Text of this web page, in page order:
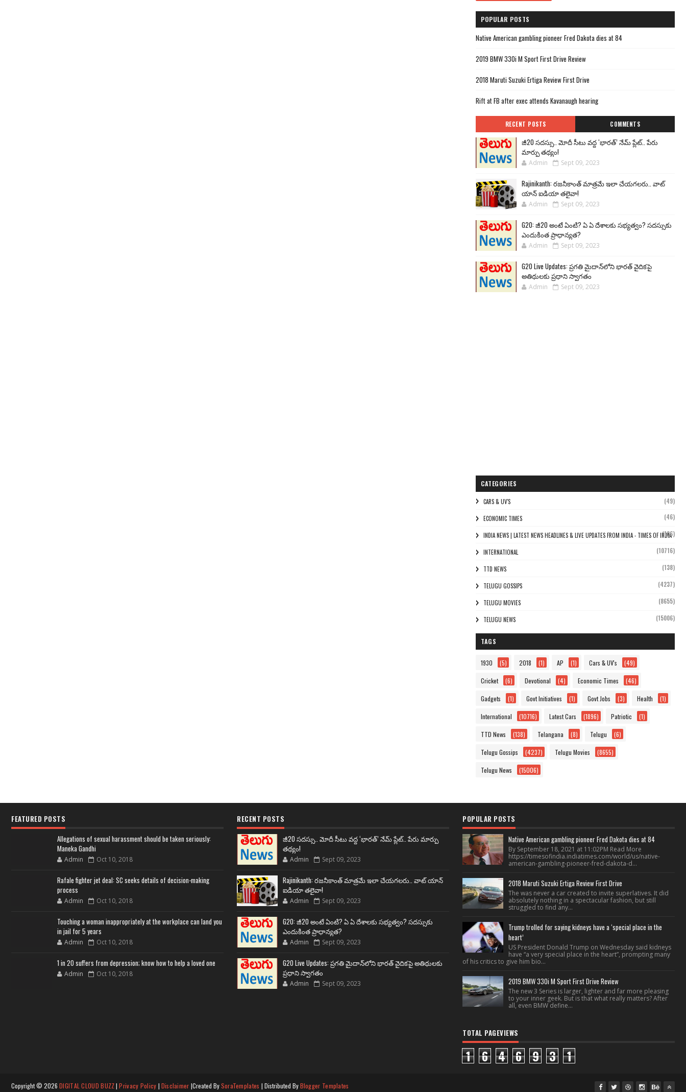
POPULAR POSTS
Native American gambling pioneer Fred Dakota dies at 84
2019 BMW 330i M Sport First Drive Review
2018 Maruti Suzuki Ertiga Review First Drive
Rift at FB after exec attends Kavanaugh hearing
RECENT POSTS COMMENTS
జీ20 సదస్సు.. మోదీ సీటు వద్ద ‘భారత్’ నేమ్ ప్లేట్‌.. పేరు
మార్పు తథ్యం!
Admin Sept 09, 2023
Rajinikanth: రజనీకాంత్ మాత్రమే ఇలా చేయగలరు.. వాట్
యాన్ ఐడియా తలైవా!
Admin Sept 09, 2023
G20: జీ20 అంటే ఏంటి? ఏ ఏ దేశాలకు సభ్యత్వం? సదస్సుకు
ఎందుకింత ప్రాధాన్యత?
Admin Sept 09, 2023
G20 Live Updates: ప్రగతి మైదాన్‌లోని భారత్ వైదికపై
అతిథులకు ప్రధాని స్వాగతం
Admin Sept 09, 2023
CATEGORIES
CARS & UV'S (49)
ECONOMIC TIMES (46)
INDIA NEWS | LATEST NEWS HEADLINES & LIVE UPDATES FROM INDIA - TIMES OF INDIA
(106)
INTERNATIONAL (10716)
TTD NEWS (138)
TELUGU GOSSIPS (4237)
TELUGU MOVIES (8655)
TELUGU NEWS (15006)
TAGS
1930 (5) 2018 (1) AP (1) Cars & UV's (49)
Cricket (6) Devotional (4) Economic Times (46)
Gadgets (1) Govt Initiatives (1) Govt Jobs (3) Health (1)
International (10716) Latest Cars (1896) Patriotic (1)
TTD News (138) Telangana (8) Telugu (6)
Telugu Gossips (4237) Telugu Movies (8655)
Telugu News (15006)
FEATURED POSTS
Allegations of sexual harassment should be taken seriously:
Maneka Gandhi
Admin Oct 10, 2018
Rafale fighter jet deal: SC seeks details of decision-making
process
Admin Oct 10, 2018
Touching a woman inappropriately at the workplace can land you
in jail for 5 years
Admin Oct 10, 2018
1 in 20 suffers from depression; know how to help a loved one
Admin Oct 10, 2018
RECENT POSTS
జీ20 సదస్సు.. మోదీ సీటు వద్ద ‘భారత్’ నేమ్ ప్లేట్‌.. పేరు మార్పు
తథ్యం!
Admin Sept 09, 2023
Rajinikanth: రజనీకాంత్ మాత్రమే ఇలా చేయగలరు.. వాట్ యాన్
ఐడియా తలైవా!
Admin Sept 09, 2023
G20: జీ20 అంటే ఏంటి? ఏ ఏ దేశాలకు సభ్యత్వం? సదస్సుకు
ఎందుకింత ప్రాధాన్యత?
Admin Sept 09, 2023
G20 Live Updates: ప్రగతి మైదాన్‌లోని భారత్ వైదికపై అతిథులకు
ప్రధాని స్వాగతం
Admin Sept 09, 2023
POPULAR POSTS
Native American gambling pioneer Fred Dakota dies at 84
By September 18, 2021 at 11:02PM Read More
https://timesofindia.indiatimes.com/world/us/native-
american-gambling-pioneer-fred-dakota-d...
2018 Maruti Suzuki Ertiga Review First Drive
The was never a car created to invite superlatives. It did
absolutely nothing in a spectacular fashion, but still
struggled to find any...
Trump trolled for saying kidneys have a ‘special place in the
heart’
US President Donald Trump on Wednesday said kidneys
have “a very special place in the heart”, prompting many
of his critics to give him bio...
2019 BMW 330i M Sport First Drive Review
The new 3 Series is larger, lighter and far more pleasing
to your inner geek. But is that what really matters? After
all, even BMW define...
TOTAL PAGEVIEWS
1 6 4 6 9 3 1
Copyright © 2026 DIGITAL CLOUD BUZZ|Privacy Policy | Disclaimer |Created BySoraTemplates | Distributed ByBlogger Templates